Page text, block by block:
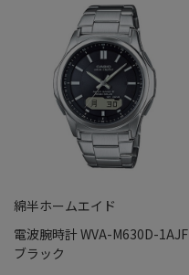
綿半ホームエイド
電波腕時計 WVA-M630D-1AJF
ブラック